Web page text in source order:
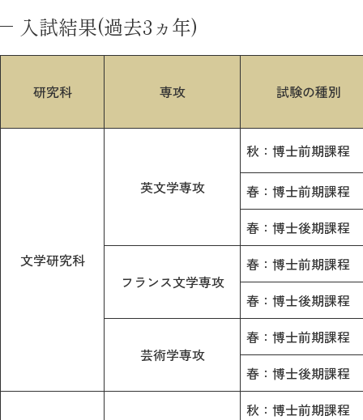
入試結果(過去3ヵ年)
研究科 専攻 試験の種別
文学研究科
英文学専攻
秋：博士前期課程
春：博士前期課程
春：博士後期課程
フランス文学専攻
春：博士前期課程
春：博士後期課程
芸術学専攻
春：博士前期課程
春：博士後期課程
秋：博士前期課程